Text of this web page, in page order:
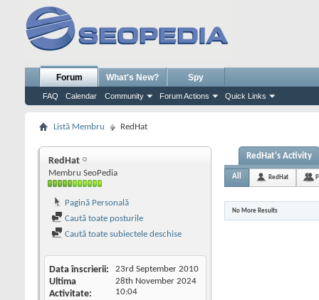
Forum
FAQ Calendar Community Forum Actions Quick Links
What's New? Spy
Listă Membru RedHat
RedHat
Membru SeoPedia
Pagină Personală
Caută toate posturile
Caută toate subiectele deschise
Data înscrierii 23rd September 2010
Ultima
Activitate
28th November 2024
10:04
RedHat's Activity
All RedHat
No More Results